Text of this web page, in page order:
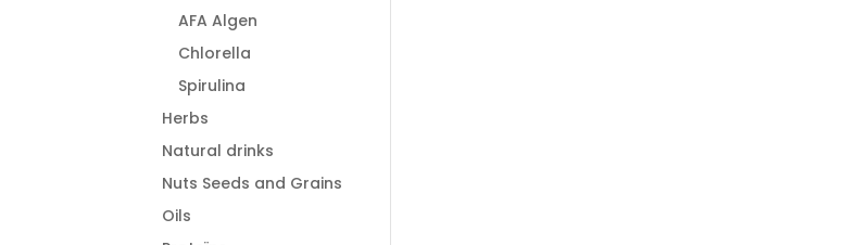
AFA Algen
Chlorella
Spirulina
Herbs
Natural drinks
Nuts Seeds and Grains
Oils